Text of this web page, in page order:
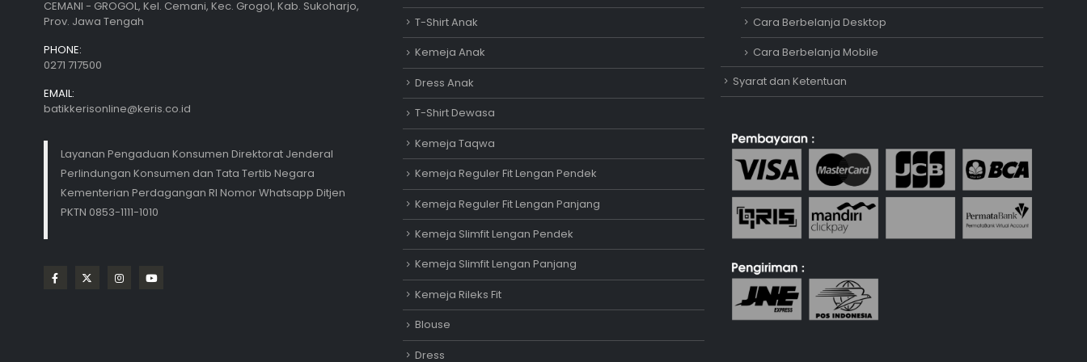
CEMANI - GROGOL, Kel. Cemani, Kec. Grogol, Kab. Sukoharjo,
Prov. Jawa Tengah
PHONE:
0271 717500
EMAIL:
batikkerisonline@keris.co.id
Layanan Pengaduan Konsumen Direktorat Jenderal
Perlindungan Konsumen dan Tata Tertib Negara
Kementerian Perdagangan RI Nomor Whatsapp Ditjen
PKTN 0853-1111-1010
T-Shirt Anak
Kemeja Anak
Dress Anak
T-Shirt Dewasa
Kemeja Taqwa
Kemeja Reguler Fit Lengan Pendek
Kemeja Reguler Fit Lengan Panjang
Kemeja Slimfit Lengan Pendek
Kemeja Slimfit Lengan Panjang
Kemeja Rileks Fit
Blouse
Dress
Cara Berbelanja Desktop
Cara Berbelanja Mobile
Syarat dan Ketentuan
Adipati
Online